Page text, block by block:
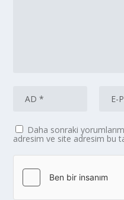
Daha sonraki
adresim ve site adresim bu